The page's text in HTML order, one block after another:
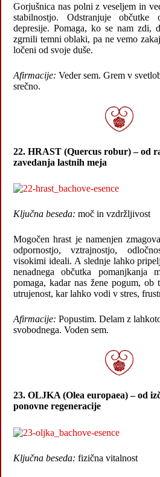
Gorjušnica nas polni z veseljem in
stabilnostjo. Odstranjuje občutke
depresije. Pomaga, ko se nam zdi,
zgrnili temni oblaki, pa ne vemo
ločeni od svoje duše.
Afirmacije: Veder sem. Grem v
srečno.
22. HRAST (Quercus robur) – od
zavedanja lastnih meja
Ključna beseda: moč in vzdržljivost
Mogočen hrast je namenjen
odpornostjo, vztrajnostjo,
visokimi ideali. A slednje lahko
nenadnega občutka pomanjkanja
pomaga, kadar nas žene pogum, ob
utrujenost, kar lahko vodi v stres,
Afirmacije: Popustim. Delam z
svobodnega. Voden sem.
23. OLJKA (Olea europaea) – od
ponovne regeneracije
Ključna beseda: fizična vitalnost